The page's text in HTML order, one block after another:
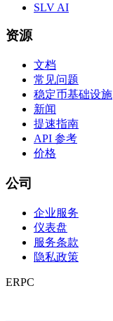
SLV AI
资源
文档
常见问题
稳定币基础设施
新闻
提速指南
API 参考
价格
公司
企业服务
仪表盘
服务条款
隐私政策
ERPC